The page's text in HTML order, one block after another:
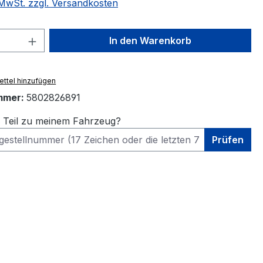
zzgl. Versandkosten
Anzahl: Gib den gewünschten Wert
In den Warenkorb
hinzufügen
5802826891
Teil zu meinem Fahrzeug?
Prüfen